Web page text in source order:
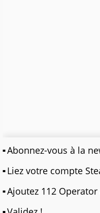
Abonnez-vous à la
Liez votre compte
Ajoutez 112